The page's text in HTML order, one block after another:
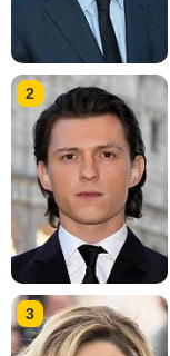
2
3